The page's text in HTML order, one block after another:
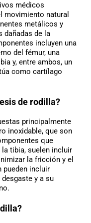
médicos
movimiento natural
metálicos y
dañadas de la
incluyen una
del fémur, una
y, entre ambos, un
como cartílago
de rodilla?
principalmente
inoxidable, que son
que
tibia, suelen incluir
la fricción y el
pueden incluir
y a su